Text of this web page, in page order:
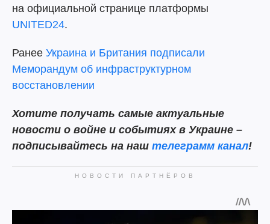
на официальной странице платформы
UNITED24.
Ранее Украина и Британия подписали
Меморандум об инфраструктурном
восстановлении
Хотите получать самые актуальные
новости о войне и событиях в Украине –
подписывайтесь на наш телеграмм канал!